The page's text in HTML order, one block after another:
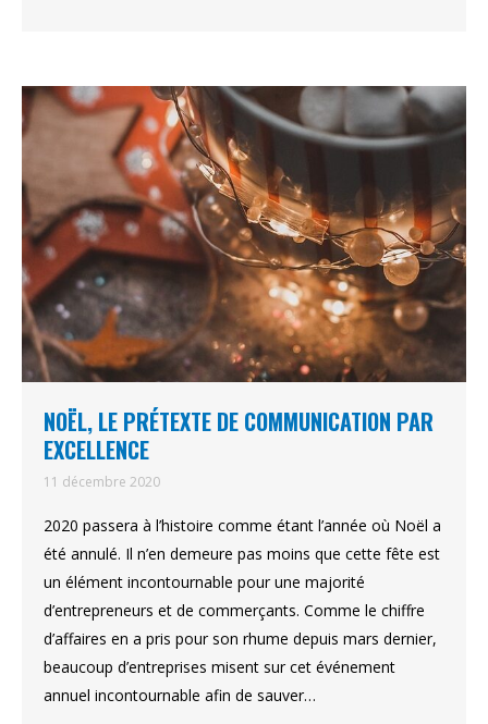
NOËL, LE PRÉTEXTE DE COMMUNICATION PAR
EXCELLENCE
11 décembre 2020
2020 passera à l’histoire comme étant l’année où Noël a
été annulé. Il n’en demeure pas moins que cette fête est
un élément incontournable pour une majorité
d’entrepreneurs et de commerçants. Comme le chiffre
d’affaires en a pris pour son rhume depuis mars dernier,
beaucoup d’entreprises misent sur cet événement
annuel incontournable afin de sauver…